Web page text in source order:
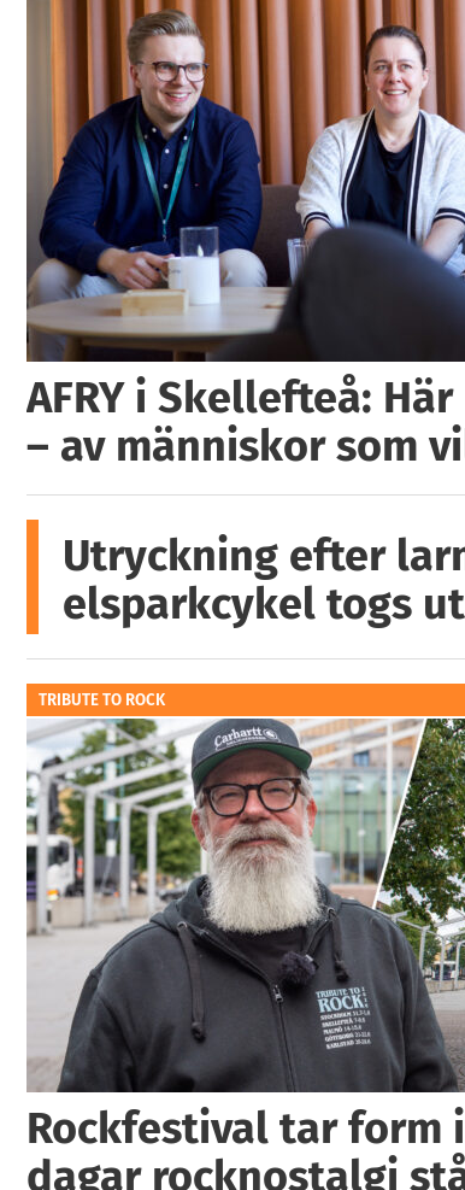
AFRY i Skellefteå:
– av människor som
Utryckning efter
elsparkcykel togs
TRIBUTE TO ROCK
Rockfestival tar form
dagar rocknostalgi